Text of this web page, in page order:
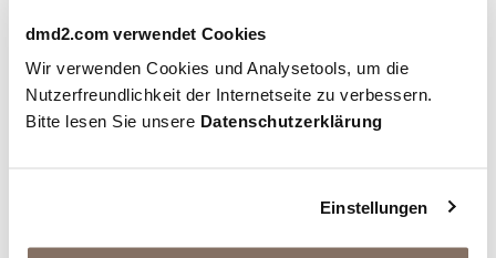
dmd2.com verwendet Cookies
Wir verwenden Cookies und Analysetools, um die
Nutzerfreundlichkeit der Internetseite zu verbessern.
Bitte lesen Sie unsere Datenschutzerklärung
Einstellungen
o troppo bassa, e si adatta all’ambiente
circostante, aumenta la soddisfazione del cliente.
Una musica di sottofondo piacevole, arricchita da
annunci se necessario, aiuta i clienti a capire le
Nel complesso, la giusta scelta della musica e
della presentazione contribuisce a creare un